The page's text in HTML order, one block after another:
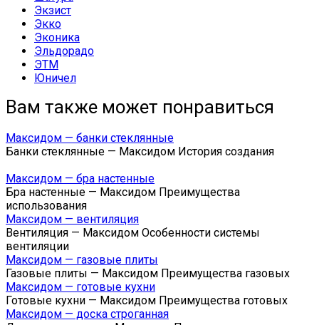
Экзист
Экко
Эконика
Эльдорадо
ЭТМ
Юничел
Вам также может понравиться
Максидом — банки стеклянные
Банки стеклянные — Максидом История создания
Максидом — бра настенные
Бра настенные — Максидом Преимущества
использования
Максидом — вентиляция
Вентиляция — Максидом Особенности системы
вентиляции
Максидом — газовые плиты
Газовые плиты — Максидом Преимущества газовых
Максидом — готовые кухни
Готовые кухни — Максидом Преимущества готовых
Максидом — доска строганная